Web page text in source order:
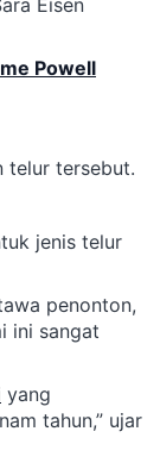
Powell
telur tersebut.
jenis telur
penonton,
ini sangat
yang
tahun,” ujar